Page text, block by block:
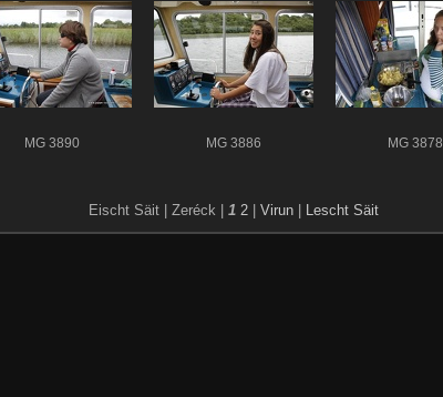
MG 3890 MG 3886 MG 3878
Eischt Säit | Zeréck | 1 2 Virun Lescht Säit